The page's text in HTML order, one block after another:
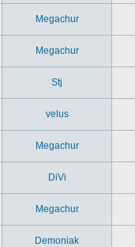
Megachur
Megachur
Stj
velus
Megachur
DiVi
Megachur
Demoniak